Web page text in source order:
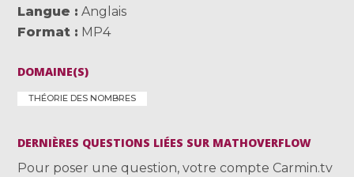
Langue
Anglais
Format
MP4
DOMAINE(S)
THÉORIE DES NOMBRES
DERNIÈRES QUESTIONS LIÉES SUR MATHOVERFLOW
Pour poser une question, votre compte Carmin.tv